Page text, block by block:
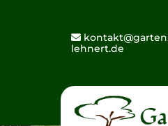

lehnert.de